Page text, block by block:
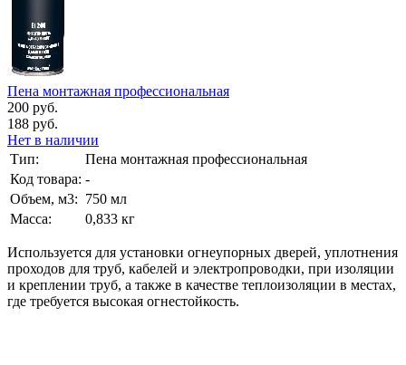
Пена монтажная профессиональная
200 руб.
188 руб.
Нет в наличии
Тип:
Пена монтажная профессиональная
Код товара: -
Объем, м3: 750 мл
Масса:
0,833 кг
Используется для установки огнеупорных дверей, уплотнения
проходов для труб, кабелей и электропроводки, при изоляции
и креплении труб, а также в качестве теплоизоляции в местах,
где требуется высокая огнестойкость.